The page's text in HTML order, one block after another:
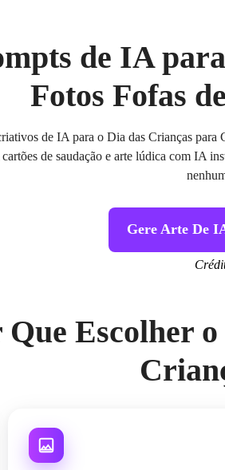
de IA
Fotos Fofas
de IA para o Dia das Crianças para
de saudação e arte lúdica com IA
Gere Arte De
Que Escolher